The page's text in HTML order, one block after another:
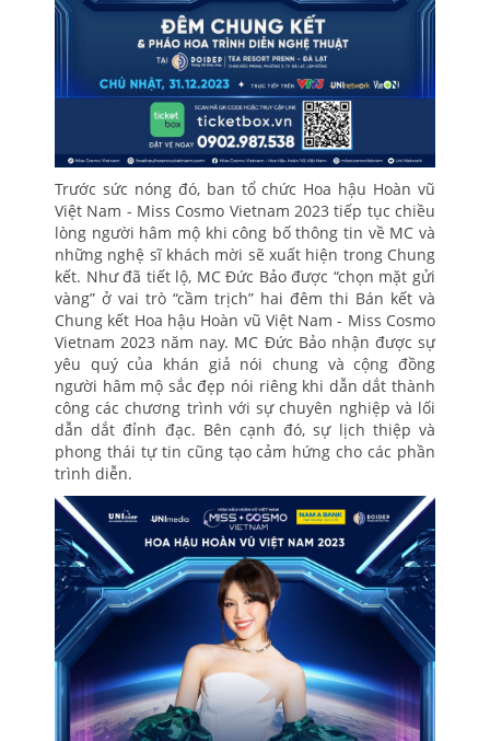
Trước sức nóng đó, ban tổ chức Hoa hậu Hoàn vũ
Việt Nam - Miss Cosmo Vietnam 2023 tiếp tục chiều
lòng người hâm mộ khi công bố thông tin về MC và
những nghệ sĩ khách mời sẽ xuất hiện trong Chung
kết. Như đã tiết lộ, MC Đức Bảo được “chọn mặt gửi
vàng” ở vai trò “cầm trịch” hai đêm thi Bán kết và
Chung kết Hoa hậu Hoàn vũ Việt Nam - Miss Cosmo
Vietnam 2023 năm nay. MC Đức Bảo nhận được sự
yêu quý của khán giả nói chung và cộng đồng
người hâm mộ sắc đẹp nói riêng khi dẫn dắt thành
công các chương trình với sự chuyên nghiệp và lối
dẫn dắt đỉnh đạc. Bên cạnh đó, sự lịch thiệp và
phong thái tự tin cũng tạo cảm hứng cho các phần
trình diễn.